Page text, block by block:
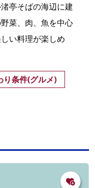
亭そばの海辺に建
菜、肉、魚を中心
い料理が楽しめ
り条件(グルメ)